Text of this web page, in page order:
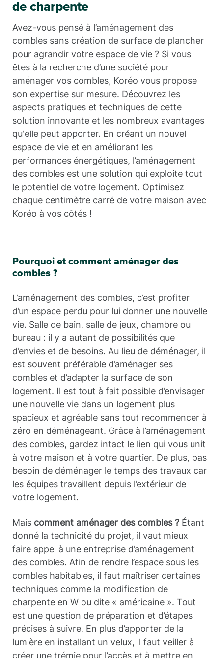
de charpente
Avez-vous pensé à l’aménagement des
combles sans création de surface de plancher
pour agrandir votre espace de vie ? Si vous
êtes à la recherche d’une société pour
aménager vos combles, Koréo vous propose
son expertise sur mesure. Découvrez les
aspects pratiques et techniques de cette
solution innovante et les nombreux avantages
qu'elle peut apporter. En créant un nouvel
espace de vie et en améliorant les
performances énergétiques, l’aménagement
des combles est une solution qui exploite tout
le potentiel de votre logement. Optimisez
chaque centimètre carré de votre maison avec
Koréo à vos côtés !
Pourquoi et comment aménager des
combles ?
L’aménagement des combles, c’est profiter
d’un espace perdu pour lui donner une nouvelle
vie. Salle de bain, salle de jeux, chambre ou
bureau : il y a autant de possibilités que
d’envies et de besoins. Au lieu de déménager, il
est souvent préférable d’aménager ses
combles et d’adapter la surface de son
logement. Il est tout à fait possible d’envisager
une nouvelle vie dans un logement plus
spacieux et agréable sans tout recommencer à
zéro en déménageant. Grâce à l’aménagement
des combles, gardez intact le lien qui vous unit
à votre maison et à votre quartier. De plus, pas
besoin de déménager le temps des travaux car
les équipes travaillent depuis l’extérieur de
votre logement.
Mais comment aménager des combles ? Étant
donné la technicité du projet, il vaut mieux
faire appel à une entreprise d’aménagement
des combles. Afin de rendre l’espace sous les
combles habitables, il faut maîtriser certaines
techniques comme la modification de
charpente en W ou dite « américaine ». Tout
est une question de préparation et d’étapes
précises à suivre. En plus d’apporter de la
lumière en installant un velux, il faut veiller à
créer une trémie pour l’accès et à mettre en